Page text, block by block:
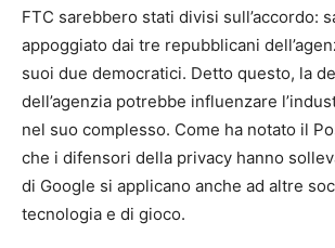
FTC sarebbero stati divisi sull’accordo:
appoggiato dai tre repubblicani
suoi due democratici. Detto questo, la
dell’agenzia potrebbe influenzare
nel suo complesso. Come ha notato il
che i difensori della privacy hanno
di Google si applicano anche ad altre
tecnologia e di gioco.